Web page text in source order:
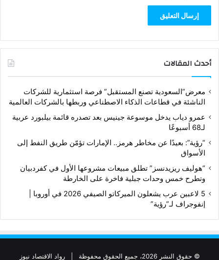
أحدث المقالات
معرض”السعودية تصنع المستقبل” فرصة استثمارية للشركات
الناشئة في قطاعات الذكاء الاصطناعي وربطها بالشركات العالمية
عمرو دياب يدخل موسوعة جينيس بعد تصدره قائمة بيلبورد عربية
لـ68 أسبوعًا
“رؤية”: بعيدًا عن مخاطر هرمز.. الإمارات تؤمّن طريق النفط إلى
الأسواق
“هوليف ريزيدنسز” تطلق مبيعات مشروعها الأول في كفردبيان
وتطرح خمس وحدات جبلية فاخرة على الخارطة
5 لاعبين عرب يشعلون الميركاتو الصيفي 2026 في أوروبا |
إنفوجراف لـ”رؤية”
© حقوق النشر 2026، جميع الحقوق محفوظة | رواد الاقتصاد نيوز